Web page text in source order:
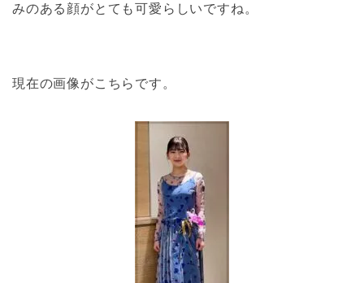
みのある顔がとても可愛らしいですね。
現在の画像がこちらです。